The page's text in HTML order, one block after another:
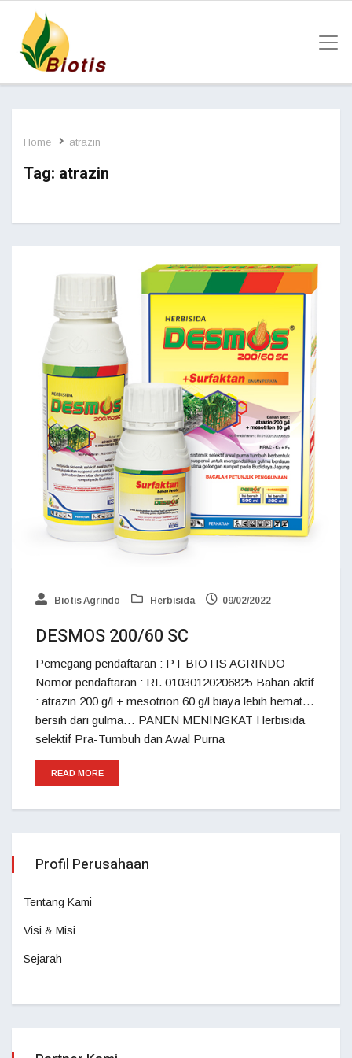
Home atrazin
Tag: atrazin
Biotis Agrindo Herbisida 09/02/2022
DESMOS 200/60 SC
Pemegang pendaftaran : PT BIOTIS AGRINDO
Nomor pendaftaran : RI. 01030120206825 Bahan aktif
: atrazin 200 g/l + mesotrion 60 g/l biaya lebih hemat…
bersih dari gulma… PANEN MENINGKAT Herbisida
selektif Pra-Tumbuh dan Awal Purna
READ MORE
Profil Perusahaan
Tentang Kami
Visi & Misi
Sejarah